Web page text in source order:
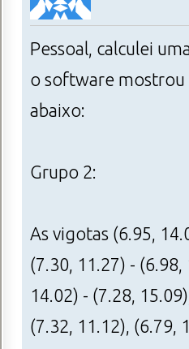
Pessoal, calculei
o software mostrou
abaixo:
Grupo 2:
As vigotas (6.95,
(7.30, 11.27) - (6.98,
14.02) - (7.28,
(7.32, 11.12), (6.79,